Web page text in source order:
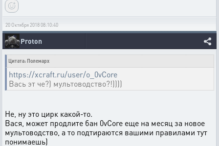
20 Октября 2018 08:10:40
Proton
Цитата: Полемарх
https://xcraft.ru/user/o_0vCore
Вась эт че?) мультоводство?!))))
Не, ну это цирк какой-то.
Вася, может продлите бан 0vCore еще на месяц за новое
мультоводство, а то подтираются вашими правилами тут
понимаешь)